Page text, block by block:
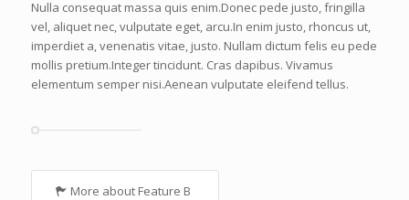
Nulla consequat massa quis enim.Donec pede justo, fringilla
vel, aliquet nec, vulputate eget, arcu.In enim justo, rhoncus ut,
imperdiet a, venenatis vitae, justo. Nullam dictum felis eu pede
mollis pretium.Integer tincidunt. Cras dapibus. Vivamus
elementum semper nisi.Aenean vulputate eleifend tellus.
More about Feature B